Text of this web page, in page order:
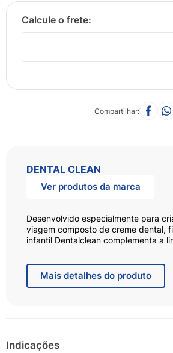
Compartilhar
DENTAL CLEAN
Ver produtos da marca
Desenvolvido especialmente para
viagem composto de creme dental,
infantil Dentalclean complementa a
infantil, garantindo a brincadeira até
escovar os dentes.
Mais detalhes do produto
Indicações